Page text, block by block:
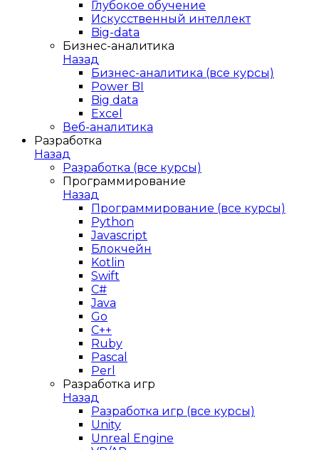
Глубокое обучение
Искусственный интеллект
Big-data
Бизнес-аналитика
Назад
Бизнес-аналитика (все курсы)
Power BI
Big data
Excel
Веб-аналитика
Разработка
Назад
Разработка (все курсы)
Программирование
Назад
Программирование (все курсы)
Python
Javascript
Блокчейн
Kotlin
Swift
C#
Java
Go
C++
Ruby
Pascal
Perl
Разработка игр
Назад
Разработка игр (все курсы)
Unity
Unreal Engine